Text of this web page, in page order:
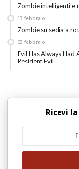
Zombie intelligenti e
Zombie su sedia a
13 febbraio
Evil Has Always Had
Resident Evil
03 febbraio
Ricevi